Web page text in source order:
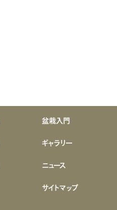
盆栽入門
ギャラリー
ニュース
サイトマップ